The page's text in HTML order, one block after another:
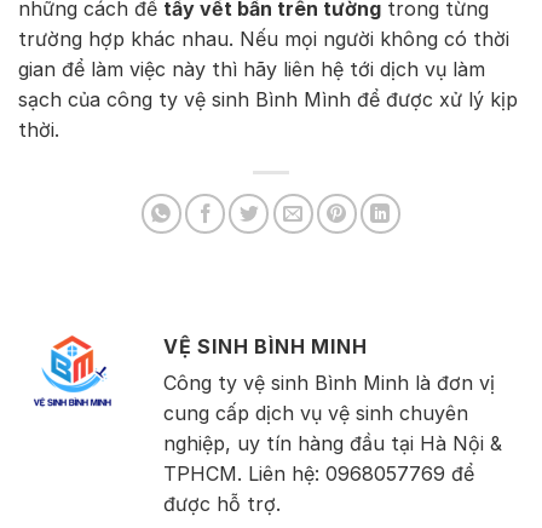
những cách để tẩy vết bẩn trên tường trong từng
trường hợp khác nhau. Nếu mọi người không có thời
gian để làm việc này thì hãy liên hệ tới dịch vụ làm
sạch của công ty vệ sinh Bình Mình để được xử lý kịp
thời.
VỆ SINH BÌNH MINH
Công ty vệ sinh Bình Minh là đơn vị
cung cấp dịch vụ vệ sinh chuyên
nghiệp, uy tín hàng đầu tại Hà Nội &
TPHCM. Liên hệ: 0968057769 để
được hỗ trợ.